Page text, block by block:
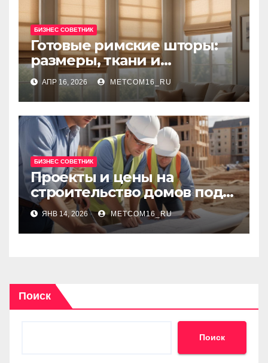
БИЗНЕС СОВЕТНИК
Готовые римские шторы:
размеры, ткани и
рекомендации по выбору
АПР 16, 2026 METCOM16_RU
БИЗНЕС СОВЕТНИК
Проекты и цены на
строительство домов под
ключ: сравнение решений
и ориентиры бюджета
ЯНВ 14, 2026 METCOM16_RU
Поиск
Поиск